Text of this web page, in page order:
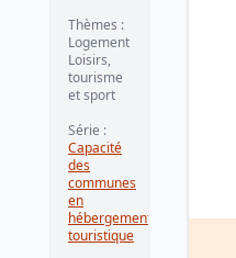
Thèmes :
Logement
Loisirs,
tourisme
et sport
Série :
Capacité
des
communes
en
hébergement
touristique